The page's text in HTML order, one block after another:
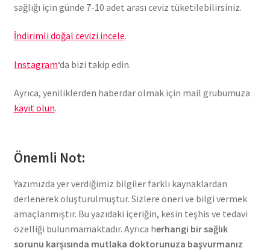
sağlığı için günde 7-10 adet arası ceviz tüketilebilirsiniz.
İndirimli doğal cevizi incele.
Instagram‘da bizi takip edin.
Ayrıca, yeniliklerden haberdar olmak için mail grubumuza
kayıt olun.
Önemli Not:
Yazımızda yer verdiğimiz bilgiler farklı kaynaklardan
derlenerek oluşturulmuştur. Sizlere öneri ve bilgi vermek
amaçlanmıştır. Bu yazıdaki içeriğin, kesin teşhis ve tedavi
özelliği bulunmamaktadır. Ayrıca herhangi bir sağlık
sorunu karşısında mutlaka doktorunuza başvurmanız